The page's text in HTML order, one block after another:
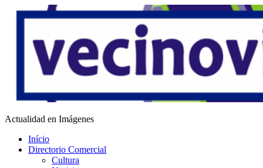
Saltar
Vecino Virtual
Actualidad en Imágenes
Início
Directorio Comercial
Cultura